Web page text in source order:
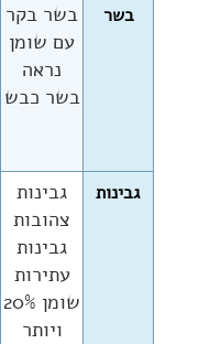
בשר
בשר בקר
עם שומן
נראה
בשר כבש
גבינות
גבינות
צהובות
גבינות
עתירות
שומן 20%
ויותר